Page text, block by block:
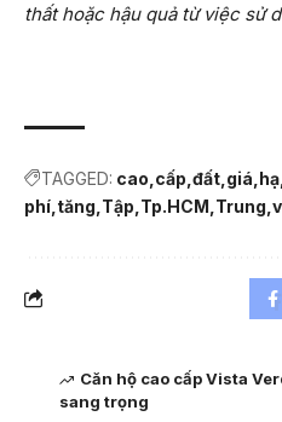
thất hoặc hậu quả từ việc sử
TAGGED: cao cấp đất giá hạ
phí tăng Tập Tp.HCM Trung
Căn hộ cao cấp Vista
sang trọng